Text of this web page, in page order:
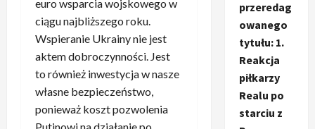
euro wsparcia wojskowego w
ciągu najbliższego roku.
Wspieranie Ukrainy nie jest
aktem dobroczynności. Jest
to również inwestycja w nasze
własne bezpieczeństwo,
ponieważ koszt pozwolenia
przeredag
owanego
tytułu: 1.
Reakcja
piłkarzy
Realu po
starciu z